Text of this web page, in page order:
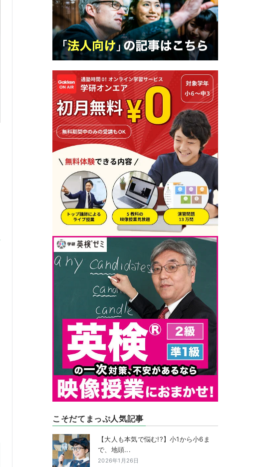
こそだてまっぷ人気記事
【大人も本気で悩む!?】小1から小6ま
で、地頭...
2026年1月26日